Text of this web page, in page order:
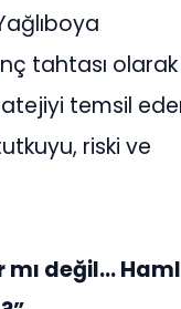
tahtası
temsil
riski ve
değil…